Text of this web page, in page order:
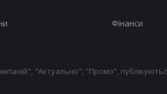
Фінанси
"Актуально", "Промо",